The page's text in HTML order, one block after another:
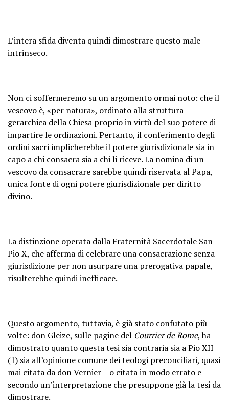
L’intera sfida diventa quindi dimostrare questo male
intrinseco.
Non ci soffermeremo su un argomento ormai noto: che il
vescovo è, «per natura», ordinato alla struttura
gerarchica della Chiesa proprio in virtù del suo potere di
impartire le ordinazioni. Pertanto, il conferimento degli
ordini sacri implicherebbe il potere giurisdizionale sia in
capo a chi consacra sia a chi li riceve. La nomina di un
vescovo da consacrare sarebbe quindi riservata al Papa,
unica fonte di ogni potere giurisdizionale per diritto
divino.
La distinzione operata dalla Fraternità Sacerdotale San
Pio X, che afferma di celebrare una consacrazione senza
giurisdizione per non usurpare una prerogativa papale,
risulterebbe quindi inefficace.
Questo argomento, tuttavia, è già stato confutato più
volte: don Gleize, sulle pagine del Courrier de Rome, ha
dimostrato quanto questa tesi sia contraria sia a Pio XII
(1) sia all’opinione comune dei teologi preconciliari, quasi
mai citata da don Vernier – o citata in modo errato e
secondo un’interpretazione che presuppone già la tesi da
dimostrare.